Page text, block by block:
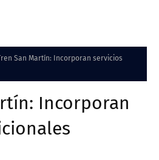
San Martín: Incorporan servicios
Incorporan